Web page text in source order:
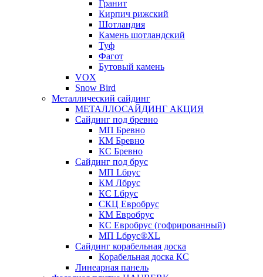
Гранит
Кирпич рижский
Шотландия
Камень шотландский
Туф
Фагот
Бутовый камень
VOX
Snow Bird
Металлический сайдинг
МЕТАЛЛОСАЙДИНГ АКЦИЯ
Сайдинг под бревно
МП Бревно
КМ Бревно
КС Бревно
Сайдинг под брус
МП Lбрус
КМ Лбрус
КС Lбрус
СКЦ Евробрус
КМ Евробрус
КС Евробрус (гофрированный)
МП Lбрус®XL
Сайдинг корабельная доска
Корабельная доска КС
Линеарная панель